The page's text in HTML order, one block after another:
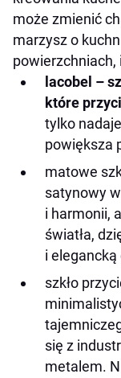
może zmienić
marzysz o
lacobel –
które
tylko
powiększa
matowe
satynowy
i harmonii,
światła,
i
szkło
się z
metalem.